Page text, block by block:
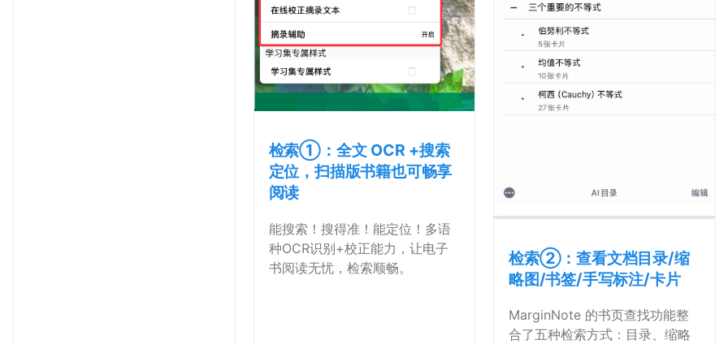
检索①：全文 OCR +搜索
定位，扫描版书籍也可畅享
阅读
能搜索！搜得准！能定位！多语
种OCR识别+校正能力，让电子
书阅读无忧，检索顺畅。
检索②：查看文档目录/缩
略图/书签/手写标注/卡片
MarginNote 的书页查找功能整
合了五种检索方式：目录、缩略